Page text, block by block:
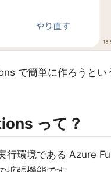
で簡単に作ろうとい
って？
行環境である Azure